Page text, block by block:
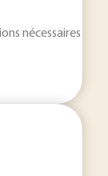
nécessaires